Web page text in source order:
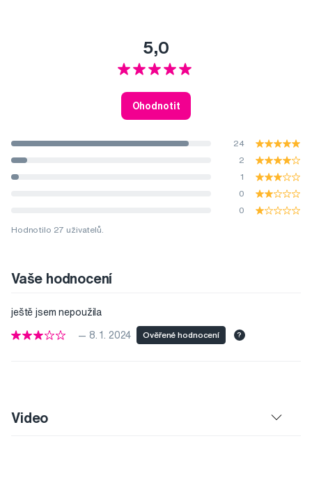
5,0
Ohodnotit
24
2
1
0
0
Hodnotilo 27 uživatelů.
Vaše hodnocení
ještě jsem nepoužila
— 8. 1. 2024 Ověřené hodnocení ?
Video